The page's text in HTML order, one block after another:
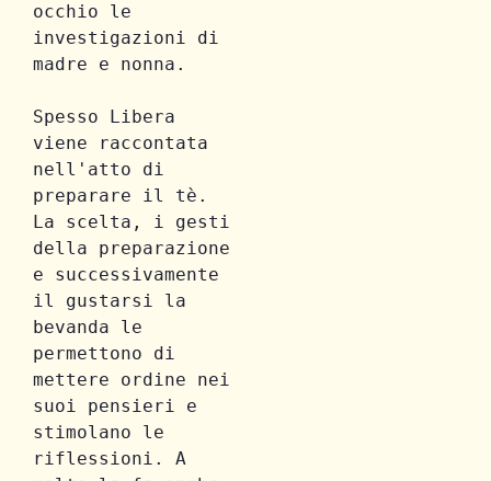
occhio le
investigazioni di
madre e nonna.
Spesso Libera
viene raccontata
nell'atto di
preparare il tè.
La scelta, i gesti
della preparazione
e successivamente
il gustarsi la
bevanda le
permettono di
mettere ordine nei
suoi pensieri e
stimolano le
riflessioni. A